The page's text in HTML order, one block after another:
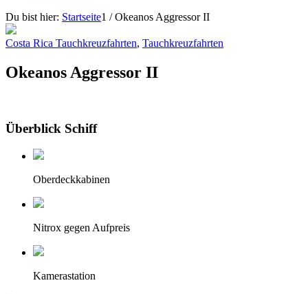
Du bist hier: Startseite1 / Okeanos Aggressor II
Costa Rica Tauchkreuzfahrten, Tauchkreuzfahrten
Okeanos Aggressor II
Überblick Schiff
Oberdeckkabinen
Nitrox gegen Aufpreis
Kamerastation